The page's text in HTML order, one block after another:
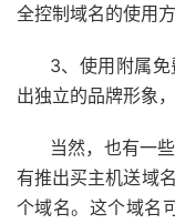
全控制域名的使用方
3、使用附属
出独立的品牌形象
当然，也有一
有推出买主机送域
个域名。这个域名